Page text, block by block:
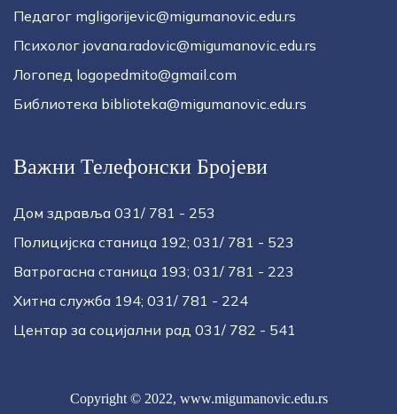
Педагог mgligorijevic@migumanovic.edu.rs
Психолог jovana.radovic@migumanovic.edu.rs
Логопед logopedmito@gmail.com
Библиотека biblioteka@migumanovic.edu.rs
Важни Телефонски Бројеви
Дом здравља 031/ 781 - 253
Полицијска станица 192; 031/ 781 - 523
Ватрогасна станица 193; 031/ 781 - 223
Хитна служба 194; 031/ 781 - 224
Центар за социјални рад 031/ 782 - 541
Copyright © 2022, www.migumanovic.edu.rs